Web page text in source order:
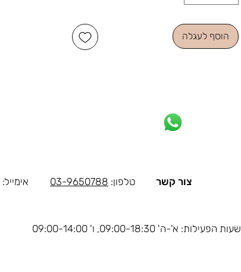
הוסף לעגלה
אימייל: טלפון: 03-9650788 צור קשר
שעות הפעילות: א'-ה' 09:00-18:30, ו' 09:00-14:00